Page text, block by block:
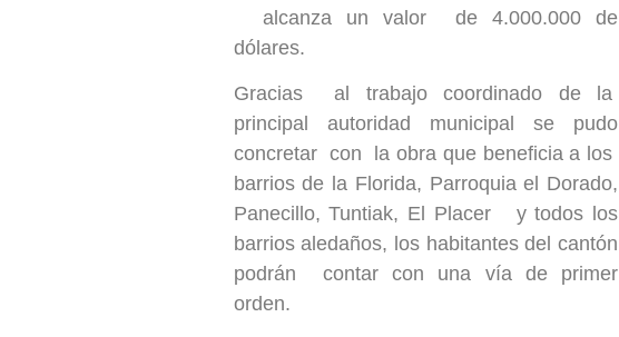
alcanza un valor de 4.000.000 de
dólares.
Gracias al trabajo coordinado de la
principal autoridad municipal se pudo
concretar con la obra que beneficia a los
barrios de la Florida, Parroquia el Dorado,
Panecillo, Tuntiak, El Placer y todos los
barrios aledaños, los habitantes del cantón
podrán contar con una vía de primer
orden.